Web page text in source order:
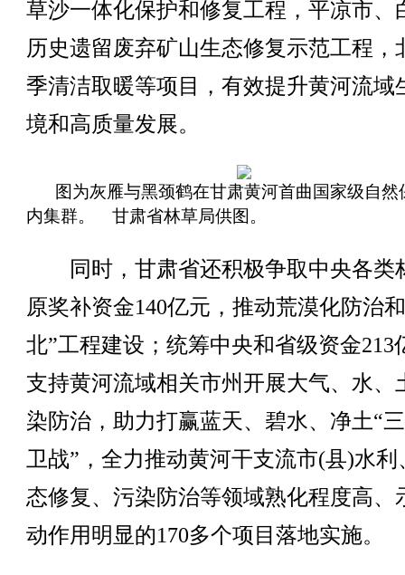
草沙一体化保护和修复工程，平凉市、
历史遗留废弃矿山生态修复示范工程，
季清洁取暖等项目，有效提升黄河流域
境和高质量发展。
图为灰雁与黑颈鹤在甘肃黄河首曲国家级自然
内集群。 甘肃省林草局供图。
同时，甘肃省还积极争取中央各类
原奖补资金140亿元，推动荒漠化防治
北”工程建设；统筹中央和省级资金213
支持黄河流域相关市州开展大气、水、
染防治，助力打赢蓝天、碧水、净土“
卫战”，全力推动黄河干支流市(县)水利
态修复、污染防治等领域熟化程度高、
动作用明显的170多个项目落地实施。